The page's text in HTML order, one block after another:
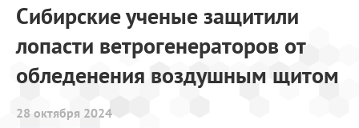
Сибирские ученые защитили
лопасти ветрогенераторов от
обледенения воздушным щитом
28 октября 2024